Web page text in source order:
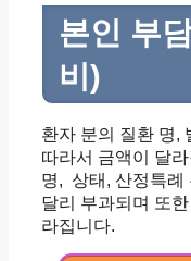
본인 부
비)
환자 분의 질환 명,
따라서 금액이 달
명, 상태, 산정특례
달리 부과되며 또
라집니다.